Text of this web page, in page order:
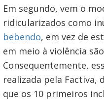
Em segundo, vem o
ridicularizados como
bebendo, em vez de
em meio à violência
Consequentemente,
realizada pela Factiva,
que os 10 primeiros